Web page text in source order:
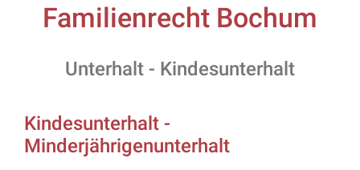
Familienrecht Bochum
Unterhalt - Kindesunterhalt
Kindesunterhalt -
Minderjährigenunterhalt